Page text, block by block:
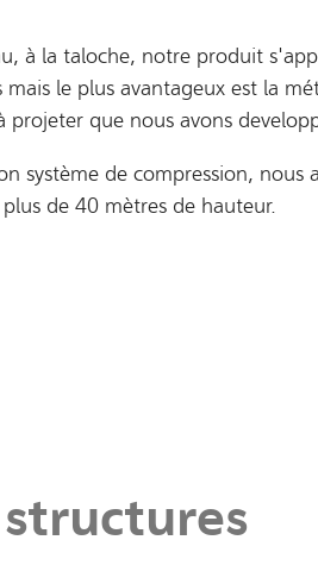
à la taloche, notre produit
mais le plus avantageux est la
projeter que nous avons
système de compression, nous
de 40 mètres de hauteur.
structures